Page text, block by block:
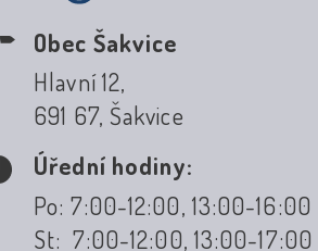
Obec Šakvice
Hlavní 12,
691 67, Šakvice
Úřední hodiny:
Po: 7:00-12:00, 13:00-16:00
St: 7:00-12:00, 13:00-17:00